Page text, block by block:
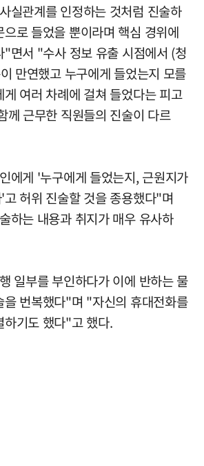
실관계를 인정하는 것처럼 진술하
로 들었을 뿐이라며 핵심 경위에
"면서 "수사 정보 유출 시점에서 (청
만연했고 누구에게 들었는지 모를
여러 차례에 걸쳐 들었다는 피고
께 근무한 직원들의 진술이 다르
에게 '누구에게 들었는지, 근원지가
허위 진술할 것을 종용했다"며
하는 내용과 취지가 매우 유사하
일부를 부인하다가 이에 반하는 물
을 번복했다"며 "자신의 휴대전화를
하기도 했다"고 했다.